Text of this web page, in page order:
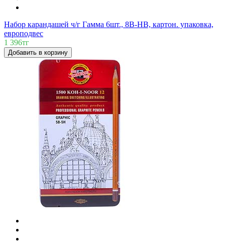
Набор карандашей ч/г Гамма 6шт., 8B-HB, картон. упаковка,
европодвес
1 396тг
Добавить в корзину